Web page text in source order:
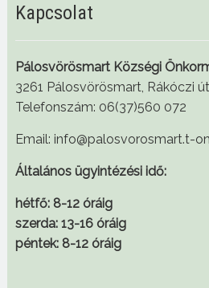
Kapcsolat
Pálosvörösmart Községi
3261 Pálosvörösmart, Rákóczi út
Telefonszám: 06(37)560 072
Email: info@palosvorosmart.t-
Általános ügyintézési idő:
hétfő: 8-12 óráig
szerda: 13-16 óráig
péntek: 8-12 óráig